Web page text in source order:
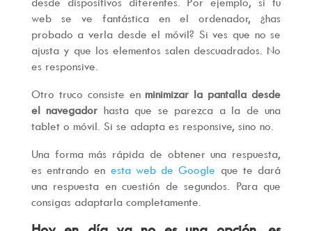
web se ve fantástica en el ordenador, ¿has
probado a verla desde el móvil? Si ves que no se
ajusta y que los elementos salen descuadrados. No
es responsive.
Otro truco consiste enminimizar la pantalla desde
el navegador hasta que se parezca a la de una
tablet o móvil. Si se adapta es responsive, sino no.
Una forma más rápida de obtener una respuesta,
es entrando en esta web de Google que te dará
una respuesta en cuestión de segundos. Para que
consigas adaptarla completamente.